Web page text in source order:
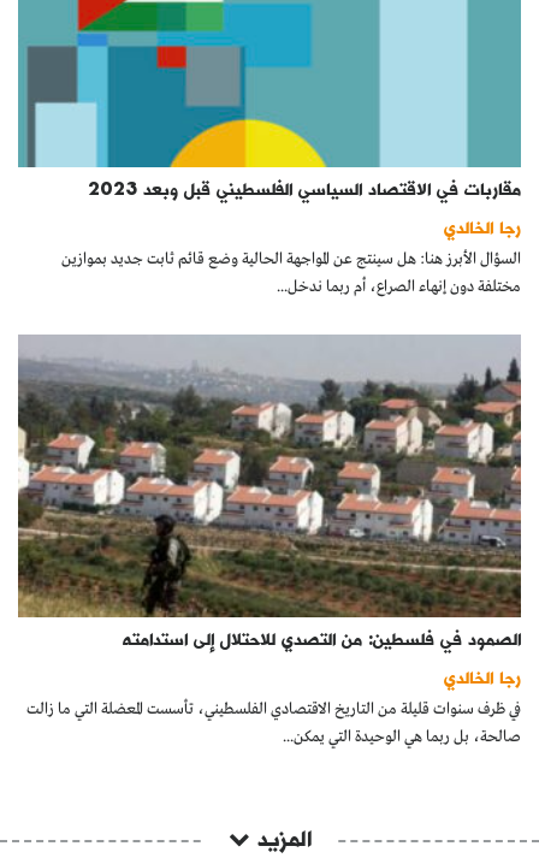
مقاربات في الاقتصاد السياسي الفلسطيني قبل وبعد 2023
رجا الخالدي
السؤال الأبرز هنا: هل سينتج عن المواجهة الحالية وضع قائم ثابت جديد بموازين
مختلفة دون إنهاء الصراع، أم ربما ندخل...
الصمود في فلسطين: من التصدي للاحتلال إلى استدامته
رجا الخالدي
في ظرف سنوات قليلة من التاريخ الاقتصادي الفلسطيني، تأسست المعضلة التي ما زالت
صالحة، بل ربما هي الوحيدة التي يمكن...
المزيد